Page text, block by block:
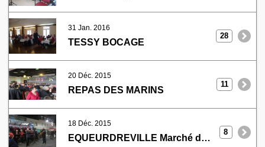
31 Jan. 2016
TESSY BOCAGE
28
20 Déc. 2015
REPAS DES MARINS
11
18 Déc. 2015
EQUEURDREVILLE Marché de Noel
8